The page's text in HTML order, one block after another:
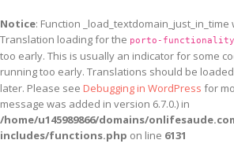
Notice: Function _load_textdomain_just_in_time
Translation loading for the porto-functionality
too early. This is usually an indicator for some
running too early. Translations should be
later. Please see Debugging in WordPress for
message was added in version 6.7.0.) in
/home/u145989866/domains/
includes/functions.php on line 6131